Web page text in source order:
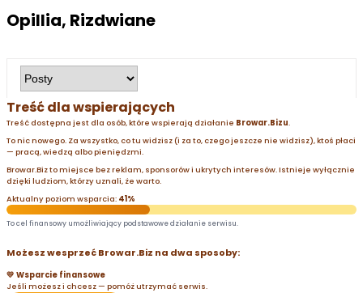
Opillia, Rizdwiane
Treść dla wspierających
Treść dostępna jest dla osób, które wspierają działanie Browar.Bizu.
To nic nowego. Za wszystko, co tu widzisz (i za to, czego jeszcze nie widzisz), ktoś płaci
— pracą, wiedzą albo pieniędzmi.
Browar.Biz to miejsce bez reklam, sponsorów i ukrytych interesów. Istnieje wyłącznie
dzięki ludziom, którzy uznali, że warto.
Aktualny poziom wsparcia: 41%
To cel finansowy umożliwiający podstawowe działanie serwisu.
Możesz wesprzeć Browar.Biz na dwa sposoby:
💛 Wsparcie finansowe
Jeśli możesz i chcesz — pomóż utrzymać serwis.